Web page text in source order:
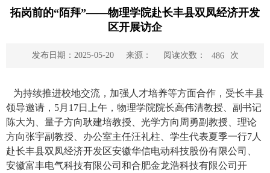
拓岗前的“陌拜”——物理学院赴长丰县双凤经济开发
区开展访企
发布日期：2025-05-20 来源： 阅读次数： 486 次
为持续推进校地交流，加强人才培养等方面合作，受长丰县
领导邀请， 5月 17日上午，物理学院院长高伟清教授、副书记
陈大为、量子方向耿建培教授、光学方向周勇副教授、理论
方向张宇副教授、办公室主任汪礼柱、学生代表夏季一行7 人
赴长丰县双凤经济开发区安徽华信电动科技股份有限公司、
安徽富丰电气科技有限公司和合肥金龙浩科技有限公司开